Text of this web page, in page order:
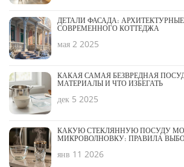
ДЕТАЛИ ФАСАДА:
СОВРЕМЕННОГО КОТТЕДЖА
мая 2 2025
КАКАЯ САМАЯ БЕЗВРЕДНАЯ
МАТЕРИАЛЫ И ЧТО ИЗБЕГАТЬ
дек 5 2025
КАКУЮ СТЕКЛЯННУЮ ПОСУДУ
МИКРОВОЛНОВКУ: ПРАВИЛА
янв 11 2026